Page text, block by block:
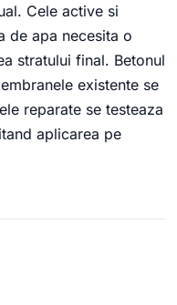
Cele active si
de apa necesita o
stratului final. Betonul
existente se
reparate se testeaza
aplicarea pe